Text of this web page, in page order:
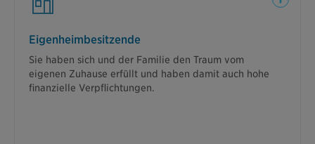
Eigenheimbesitzende
Sie haben sich und der Familie den Traum vom
eigenen Zuhause erfüllt und haben damit auch hohe
finanzielle Verpflichtungen.
Ein Unfall bei der Gartenarbeit hat
gravierende Folgen
Der Unfall ist so schwer, dass Sie eine
Querschnittslähmung erleiden und Sie nicht mehr